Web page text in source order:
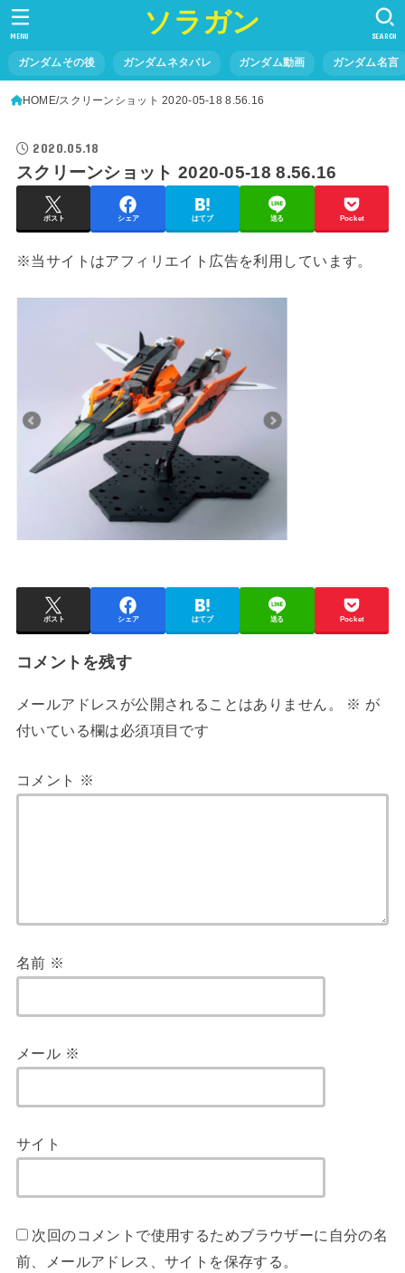
ソラガン
ガンダムその後 ガンダムネタバレ ガンダム動画 ガンダム名言
SEARCH
MENU
HOME スクリーンショット 2020-05-18 8.56.16
2020.05.18
スクリーンショット 2020-05-18 8.56.16
ポスト シェア はてブ 送る Pocket
※当サイトはアフィリエイト広告を利用しています。
ポスト シェア はてブ 送る Pocket
コメントを残す
メールアドレスが公開されることはありません。 ※ が
付いている欄は必須項目です
コメント ※
名前 ※
メール ※
サイト
次回のコメントで使用するためブラウザーに自分の名
前、メールアドレス、サイトを保存する。